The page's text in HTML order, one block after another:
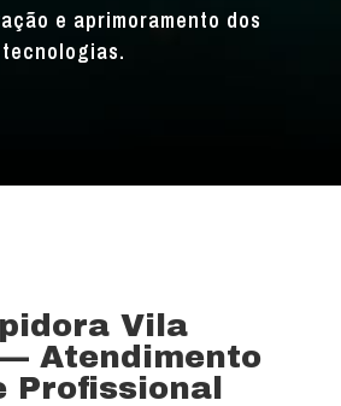
e aprimoramento dos
Vila
Atendimento
Profissional